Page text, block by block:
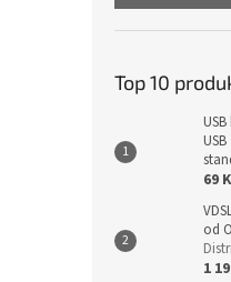
Top 10
69
od
1